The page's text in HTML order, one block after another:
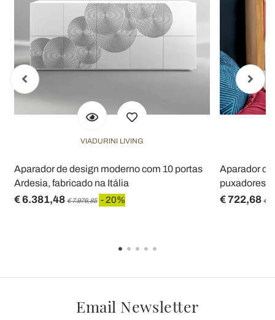
VIADURINI LIVING
Aparador de design moderno com 10 portas
Ardesia, fabricado na Itália
€ 6.381,48 € 7.976,85 - 20%
Aparador
puxadores
€ 722,68 €
Email Newsletter